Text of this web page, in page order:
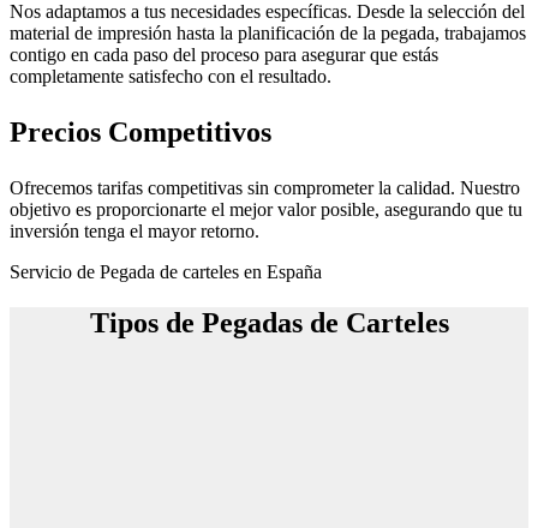
Nos adaptamos a tus necesidades específicas. Desde la selección del
material de impresión hasta la planificación de la pegada, trabajamos
contigo en cada paso del proceso para asegurar que estás
completamente satisfecho con el resultado.
Precios Competitivos
Ofrecemos tarifas competitivas sin comprometer la calidad. Nuestro
objetivo es proporcionarte el mejor valor posible, asegurando que tu
inversión tenga el mayor retorno.
Servicio de Pegada de carteles en España
Tipos de Pegadas de Carteles